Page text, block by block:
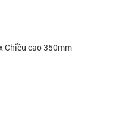
Chiều cao 350mm